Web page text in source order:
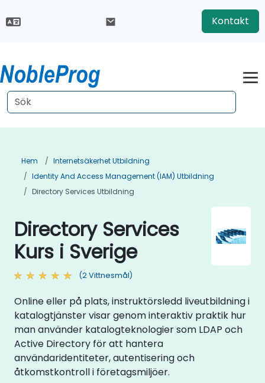
Kontakt
Hem
Internetsäkerhet Utbildning
Identity And Access Management (IAM) Utbildning
Directory Services Utbildning
Directory Services
Kurs i Sverige
(2 Vittnesmål)
Online eller på plats, instruktörsledd liveutbildning i
katalogtjänster visar genom interaktiv praktik hur
man använder katalogteknologier som LDAP och
Active Directory för att hantera
användaridentiteter, autentisering och
åtkomstkontroll i företagsmiljöer.